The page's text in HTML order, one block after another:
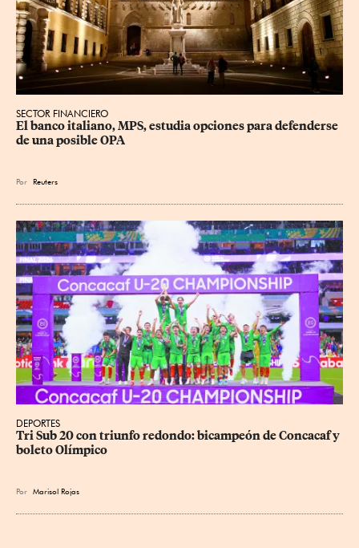
SECTOR FINANCIERO
El banco italiano, MPS, estudia opciones para defenderse
de una posible OPA
Por Reuters
DEPORTES
Tri Sub 20 con triunfo redondo: bicampeón de Concacaf y
boleto Olímpico
Por Marisol Rojas